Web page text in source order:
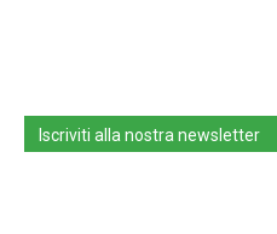
Iscriviti alla nostra newsletter